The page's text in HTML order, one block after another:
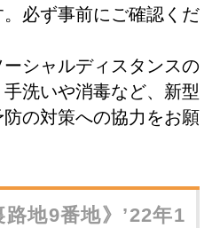
必ず事前にご確認くだ
シャルディスタンスの
洗いや消毒など、新型
の対策への協力をお願
路地9番地》’22年1